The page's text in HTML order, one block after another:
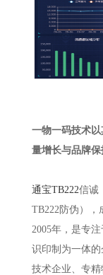
一物一码技术
量增长与品牌保
通宝TB222信诚
TB222防伪），
2005年，是专
识印制为一体
技术企业、专精